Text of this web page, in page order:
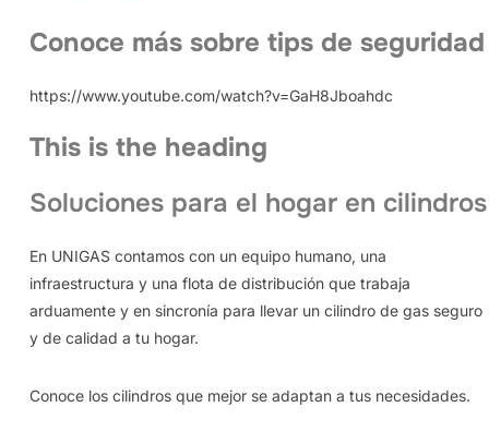
Conoce más sobre tips de seguridad
https://www.youtube.com/watch?v=GaH8Jboahdc
This is the heading
Soluciones para el hogar en cilindros
En UNIGAS contamos con un equipo humano, una
infraestructura y una flota de distribución que trabaja
arduamente y en sincronía para llevar un cilindro de gas seguro
y de calidad a tu hogar.
Conoce los cilindros que mejor se adaptan a tus necesidades.